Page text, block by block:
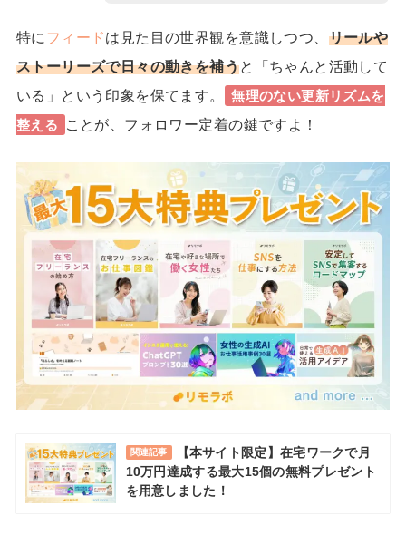
特に フィードは見た目の世界観を意識しつつ、 リールや
ストーリーズで日々の動きを補うと「ちゃんと活動して
いる」という印象を保てます。
無理のない更新リズムを
整える
ことが、フォロワー定着の鍵ですよ！
関連記事
【本サイト限定】在宅ワークで月
10万円達成する最大15個の無料プレゼント
を用意しました！